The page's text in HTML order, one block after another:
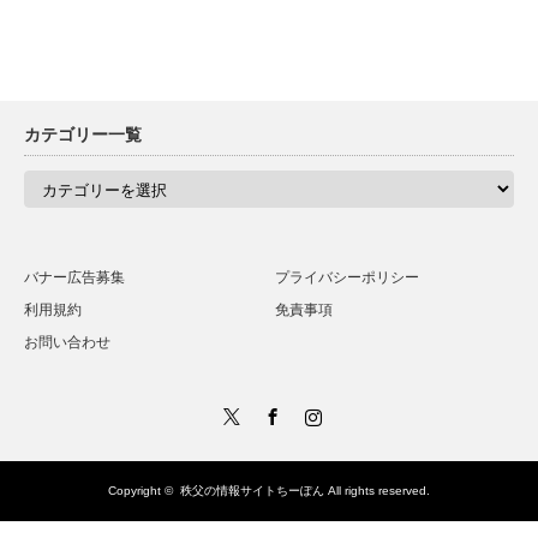
カテゴリー一覧
覧バナー広告募集
プライバシーポリシー
利用規約
免責事項
お問い合わせ
Instagram
Copyright © 秩父の情報サイトちーぽん All rights reserved.